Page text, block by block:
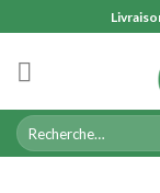
to
content
Recherche
pour :